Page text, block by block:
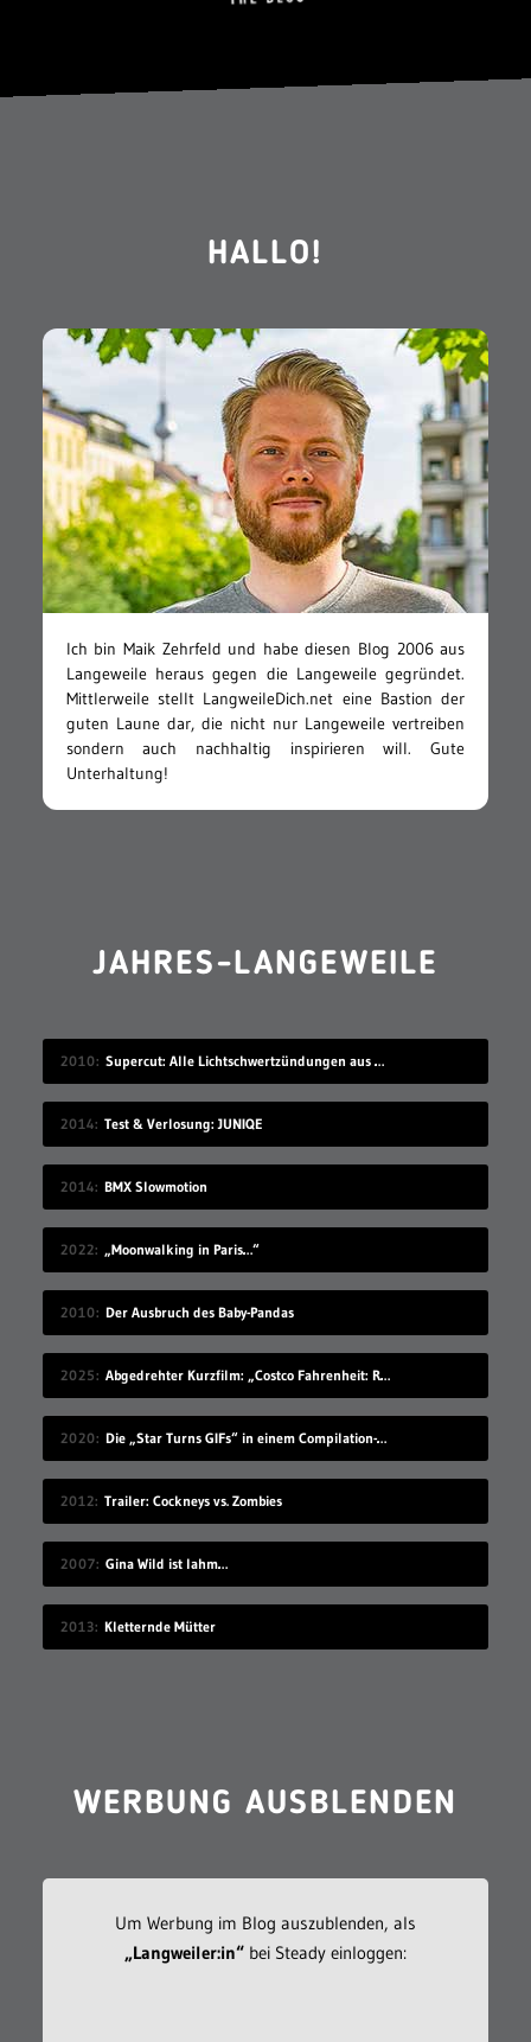
HALLO!
Ich bin Maik Zehrfeld und habe diesen Blog 2006 aus
Langeweile heraus gegen die Langeweile gegründet.
Mittlerweile stellt LangweileDich.net eine Bastion der
guten Laune dar, die nicht nur Langeweile vertreiben
sondern auch nachhaltig inspirieren will. Gute
Unterhaltung!
JAHRES-LANGEWEILE
2010 Supercut: Alle Lichtschwertzündungen aus Star Wars
2014 Test & Verlosung: JUNIQE
2014 BMX Slowmotion
2022 „Moonwalking in Paris…“
2010 Der Ausbruch des Baby-Pandas
2025 Abgedrehter Kurzfilm: „Costco Fahrenheit: Reborn: Meow meow’s Revenge“
2020 Die „Star Turns GIFs“ in einem Compilation-Video
2012 Trailer: Cockneys vs. Zombies
2007 Gina Wild ist lahm…
2013 Kletternde Mütter
WERBUNG AUSBLENDEN
Um Werbung im Blog auszublenden, als
„Langweiler:in“bei Steady einloggen: